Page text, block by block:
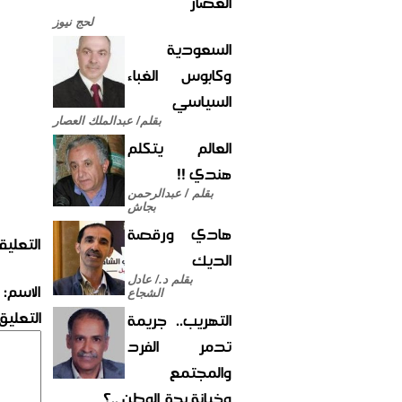
لحج نيوز
السعودية
وكابوس الغباء
السياسي
بقلم/ عبدالملك العصار
العالم يتكلم
هندي !!
بقلم / عبدالرحمن
بجاش
هادي ورقصة
الديك
بقلم د./ عادل
الشجاع
التهريب.. جريمة
تدمر الفرد
والمجتمع
الاسم: